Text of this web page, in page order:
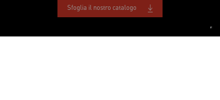
Sfoglia il nostro catalogo